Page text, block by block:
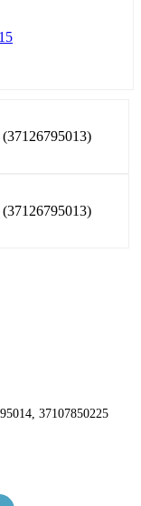
37107850225